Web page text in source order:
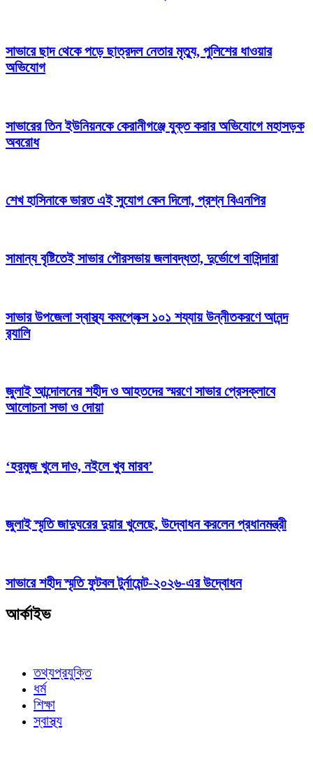
সাভারে ছাদ থেকে পড়ে ছাত্রদল নেতার মৃত্যু, পুলিশের ধাওয়ার
অভিযোগ
সাভারের তিন ইউনিয়নকে কেরানীগঞ্জে যুক্ত করার অভিযোগে মহাসড়ক
অবরোধ
শেখ হাসিনাকে ভারত এই সুযোগ কেন দিলো, প্রশ্ন বিএনপির
সামান্য বৃষ্টিতেই সাভার পৌরসভায় জলাবদ্ধতা, দুর্ভোগে বাসিন্দারা
সাভার উপজেলা স্বাস্থ্য কমপ্লেক্স ১০১ শয্যায় উন্নীতকরণে আনন্দ
র‍্যালি
জুলাই আন্দোলনের শহীদ ও আহতদের স্মরণে সাভার প্রেসক্লাবে
আলোচনা সভা ও দোয়া
‘হরমুজ খুলে দাও, নইলে খুব মারব’
জুলাই স্মৃতি জাদুঘরের দুয়ার খুলেছে, উদ্বোধন করলেন প্রধানমন্ত্রী
সাভারে শহীদ স্মৃতি ফুটবল টুর্নামেন্ট-২০২৬-এর উদ্বোধন
আর্কাইভ
তথ্যপ্রযুক্তি
ধর্ম
শিক্ষা
স্বাস্থ্য